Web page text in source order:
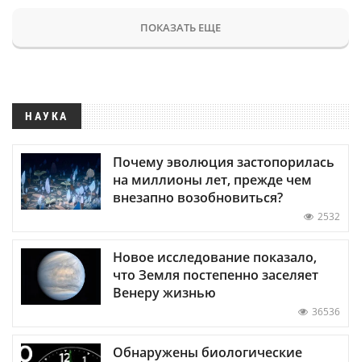
ПОКАЗАТЬ ЕЩЕ
НАУКА
Почему эволюция застопорилась
на миллионы лет, прежде чем
внезапно возобновиться?
2532
Новое исследование показало,
что Земля постепенно заселяет
Венеру жизнью
36536
Обнаружены биологические